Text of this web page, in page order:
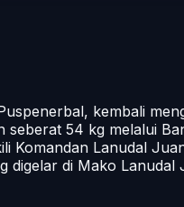
kembali
54 kg melalui
Komandan Lanudal
di Mako Lanudal